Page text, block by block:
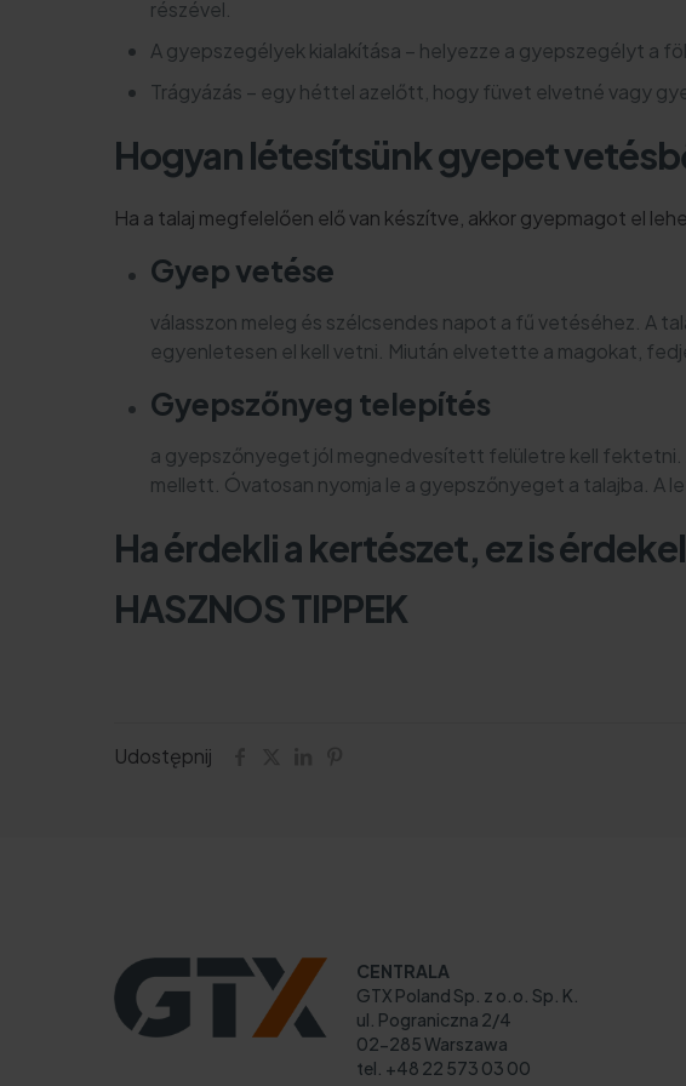
részével.
A gyepszegélyek kialakítása – helyezze a gyepszegélyt a
Trágyázás – egy héttel azelőtt, hogy füvet elvetné vagy
Hogyan létesítsünk gyepet
Ha a talaj megfelelően elő van készítve, akkor gyepmagot el
Gyep vetése
válasszon meleg és szélcsendes napot a fű vetéséhez. A
egyenletesen el kell vetni. Miután elvetette a magokat,
Gyepszőnyeg telepítés
a gyepszőnyeget jól megnedvesített felületre kell
mellett. Óvatosan nyomja le a gyepszőnyeget a talajba. A
Ha érdekli a kertészet, ez is
HASZNOS TIPPEK
Udostępnij
CENTRALA
GTX Poland Sp. z o.o. Sp. K.
ul. Pograniczna 2/4
02-285 Warszawa
tel. +48 22 573 03 00